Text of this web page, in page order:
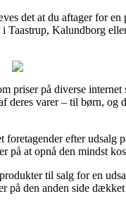
det at du aftager for
Kalundborg
priser på diverse
deres varer – til børn,
foretagender efter
på at opnå den mindst
til salg for en
den anden side